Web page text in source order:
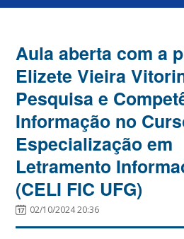
Aula aberta com a
Elizete Vieira
Pesquisa e
Informação no
Especialização em
Letramento
(CELI FIC UFG)
02/10/2024 20:36